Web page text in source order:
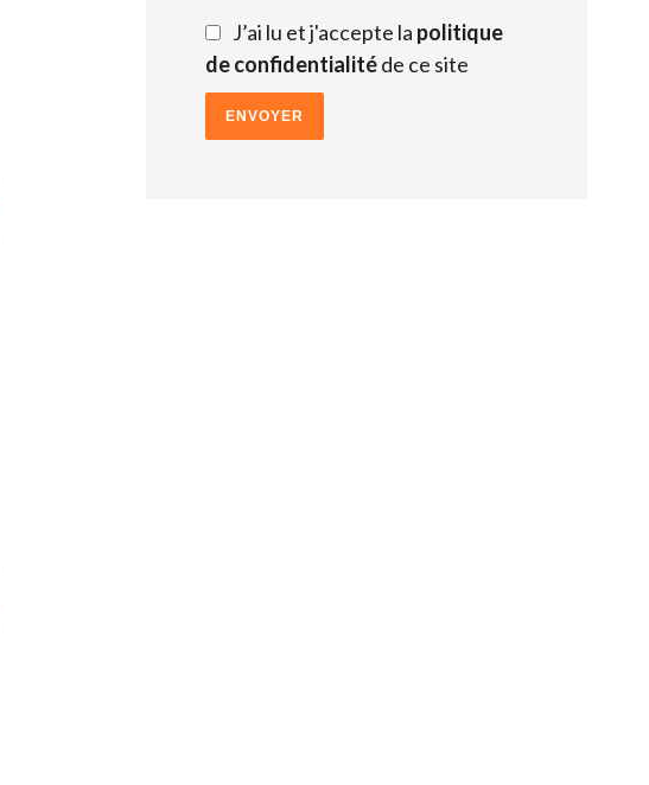
J’ai lu et j'accepte la politique
de confidentialitéde ce site
ENVOYER